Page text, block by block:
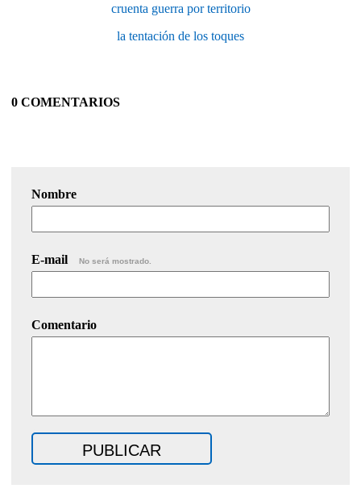
cruenta guerra por territorio
la tentación de los toques
0 COMENTARIOS
Nombre
E-mail No será mostrado.
Comentario